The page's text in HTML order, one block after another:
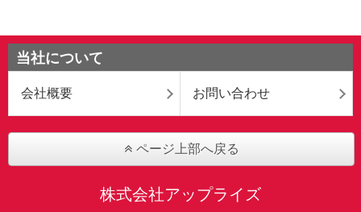
当社について
会社概要 お問い合わせ
ページ上部へ戻る
株式会社アップライズ